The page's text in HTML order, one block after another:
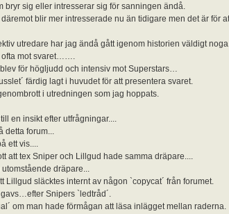
bryr sig eller intresserar sig för sanningen ändå.
blir mer intresserade nu än tidigare men det är för
utredare har jag ändå gått igenom historien väldigt
ofta mot svaret…….
för högljudd och intensiv mot Superstars…
färdig lagt i huvudet för att presentera svaret.
i utredningen som jag hoppats.
en insikt efter utfrågningar....
forum...
ett vis....
att tex Sniper och Lillgud hade samma dräpare....
dräpare...
Lillgud släcktes internt av någon `copycat´ från forumet.
Snipers `ledtråd´.
om man hade förmågan att läsa inlägget mellan raderna.